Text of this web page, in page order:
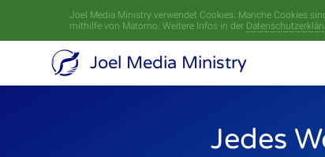
Joel Media Ministry verwendet Cookies. Manche Cookies
mithilfe von Matomo. Weitere Infos in der
Joel Media Ministry
Jedes